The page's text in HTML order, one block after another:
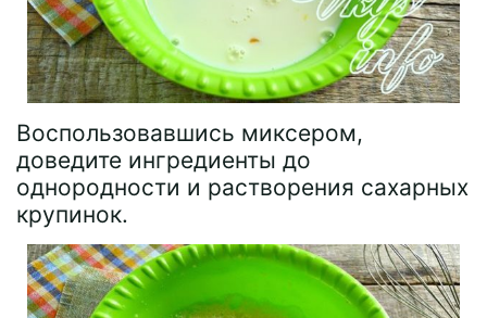
Воспользовавшись миксером,
доведите ингредиенты до
однородности и растворения сахарных
крупинок.